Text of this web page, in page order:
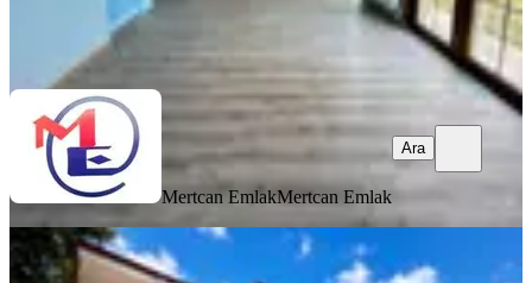
Mertcan EmlakMertcan Emlak
Mertcan EmlakMertcan Emlak
Ara
KOMBİLİ
Remax7tepe Beykoz'da Geniş Bahçeli,